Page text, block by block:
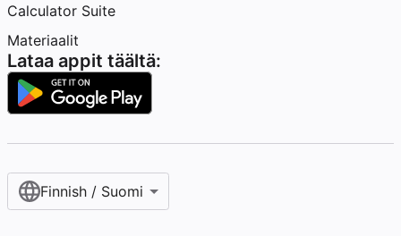
Calculator Suite
Materiaalit
Lataa appit täältä:
Finnish / Suomi‎